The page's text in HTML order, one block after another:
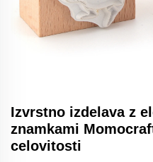
Izvrstno izdelava z
znamkami
celovitosti